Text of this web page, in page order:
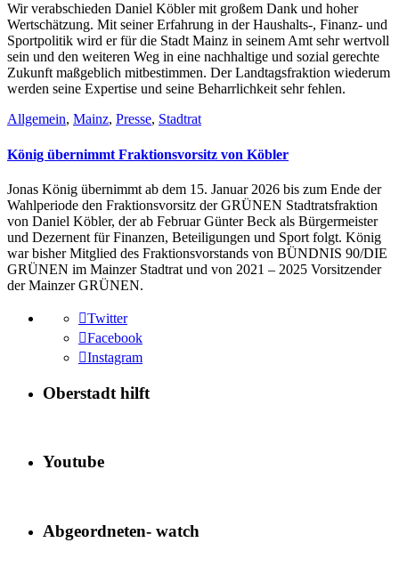
Wir verabschieden Daniel Köbler mit großem Dank und hoher
Wertschätzung. Mit seiner Erfahrung in der Haushalts-, Finanz- und
Sportpolitik wird er für die Stadt Mainz in seinem Amt sehr wertvoll
sein und den weiteren Weg in eine nachhaltige und sozial gerechte
Zukunft maßgeblich mitbestimmen. Der Landtagsfraktion wiederum
werden seine Expertise und seine Beharrlichkeit sehr fehlen.
Allgemein, Mainz, Presse, Stadtrat
König übernimmt Fraktionsvorsitz von Köbler
Jonas König übernimmt ab dem 15. Januar 2026 bis zum Ende der
Wahlperiode den Fraktionsvorsitz der GRÜNEN Stadtratsfraktion
von Daniel Köbler, der ab Februar Günter Beck als Bürgermeister
und Dezernent für Finanzen, Beteiligungen und Sport folgt. König
war bisher Mitglied des Fraktionsvorstands von BÜNDNIS 90/DIE
GRÜNEN im Mainzer Stadtrat und von 2021 – 2025 Vorsitzender
der Mainzer GRÜNEN.
Twitter
Facebook
Instagram
Oberstadt hilft
Youtube
Abgeordneten- watch